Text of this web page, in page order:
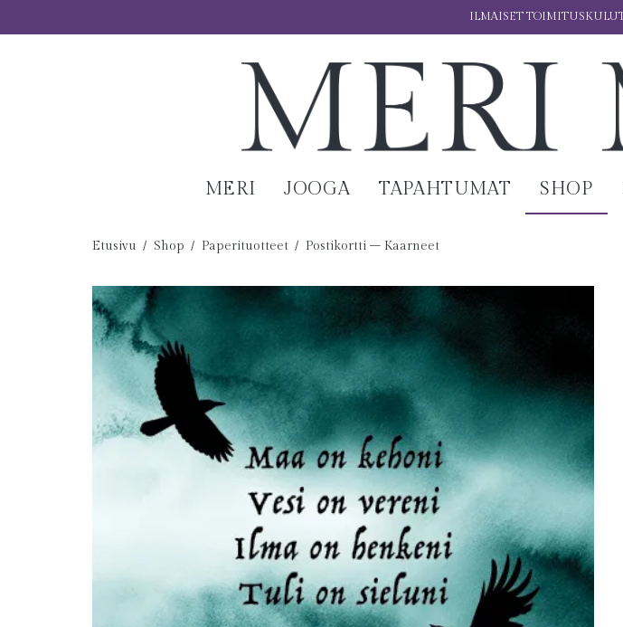
ILMAISET
MERI JOOGA TAPAHTUMAT SHOP
Etusivu / Shop / Paperituotteet / Postikortti – Kaarneet